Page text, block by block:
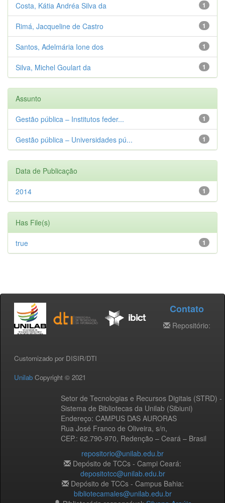
1
Costa, Kátia Andréa Silva da
1
Rimá, Jacqueline de Castro
1
Santos, Adelmária Ione dos
1
Silva, Michel Goulart da
Assunto
1
Gestão pública – Institutos feder...
1
Gestão pública – Universidades pú...
Data de Publicação
1
2014
Has File(s)
1
true
Customizado por DISIR/DTI
Unilab Copyright © 2021
Setor de Tecnologias e Recursos Digitais (STRD) -
Sistema de Bibliotecas da Unilab (Sibiuni)
Endereço: CAMPUS DAS AURORAS
Rua José Franco de Oliveira, s/n,
CEP.: 62.790-970, Redenção – Ceará – Brasil
Contato
Repositório:
repositorio@unilab.edu.br
Depósito de TCCs - Campi Ceará:
depositotcc@unilab.edu.br
Depósito de TCCs - Campus Bahia:
bibliotecamales@unilab.edu.br